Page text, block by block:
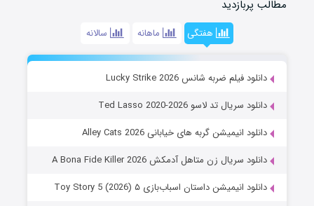
مطالب پربازدید
هفتگی ماهانه سالانه
دانلود فیلم ضربه شانس Lucky Strike 2026
دانلود سریال تد لاسو Ted Lasso 2020-2026
دانلود انیمیشن گربه های خیابانی Alley Cats 2026
دانلود سریال زن متاهل آدمکش A Bona Fide Killer 2026
دانلود انیمیشن داستان اسباب‌بازی ۵ Toy Story 5 (2026)